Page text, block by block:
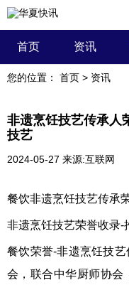
首页 资讯
您的位置： 首页 > 资讯
非遗烹饪技艺传承人
技艺
2024-05-27 来源:互联网
餐饮非遗烹饪技艺传承
非遗烹饪技艺荣誉收录-
餐饮荣誉-非遗烹饪技
会，联合中华厨师协会